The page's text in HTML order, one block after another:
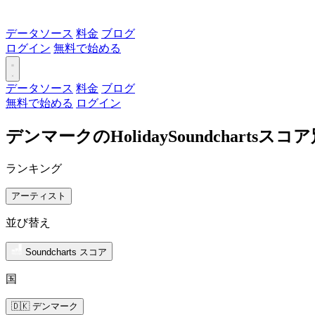
データソース 料金 ブログ
ログイン 無料で始める
データソース 料金 ブログ
無料で始める ログイン
デンマークのHolidaySoundchartsスコ
ランキング
アーティスト
並び替え
Soundcharts スコア
国
🇩🇰 デンマーク